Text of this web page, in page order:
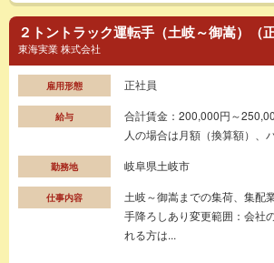
２トントラック運転手（土岐～御嵩）（
東海実業 株式会社
雇用形態 正社員
給与
合計賃金：200,000円～
人の場合は月額（換算額）、
勤務地 岐阜県土岐市
仕事内容
土岐～御嵩までの集荷、集配
手降ろしあり変更範囲：会社
れる方は...